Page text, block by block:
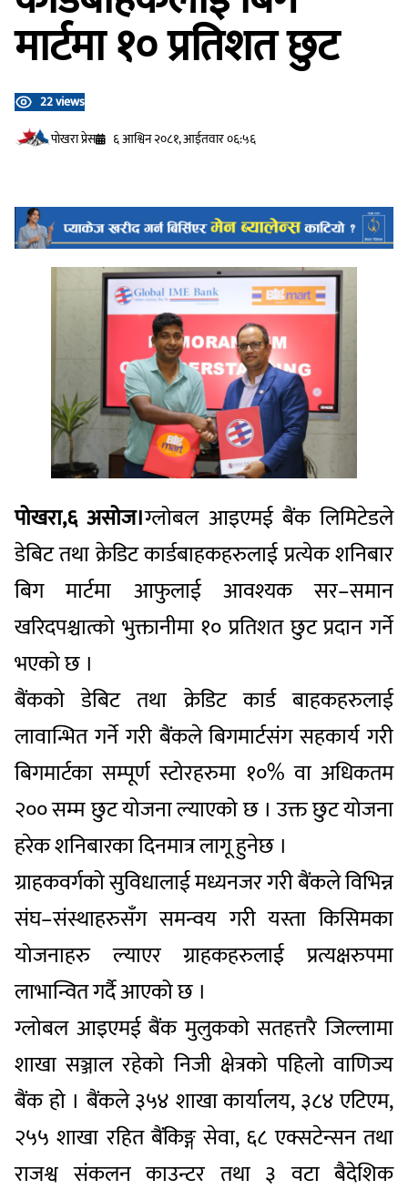
मार्टमा १० प्रतिशत छुट
22 views
प‍ोखरा प्रेस
६ आश्विन २०८१, आईतवार ०६:५६
पोखरा,६ असोज।ग्लोबल आइएमई बैंक लिमिटेडले
डेबिट तथा क्रेडिट कार्डबाहकहरुलाई प्रत्येक शनिबार
बिग मार्टमा आफुलाई आवश्यक सर–समान
खरिदपश्चात्को भुक्तानीमा १० प्रतिशत छुट प्रदान गर्ने
भएको छ ।
बैंकको डेबिट तथा क्रेडिट कार्ड बाहकहरुलाई
लावान्भित गर्ने गरी बैंकले बिगमार्टसंग सहकार्य गरी
बिगमार्टका सम्पूर्ण स्टोरहरुमा १०% वा अधिकतम
२०० सम्म छुट योजना ल्याएको छ । उक्त छुट योजना
हरेक शनिबारका दिनमात्र लागू हुनेछ ।
ग्राहकवर्गको सुविधालाई मध्यनजर गरी बैंकले विभिन्न
संघ–संस्थाहरुसँग समन्वय गरी यस्ता किसिमका
योजनाहरु ल्याएर ग्राहकहरुलाई प्रत्यक्षरुपमा
लाभान्वित गर्दै आएको छ ।
ग्लोबल आइएमई बैंक मुलुकको सतहत्तरै जिल्लामा
शाखा सञ्जाल रहेको निजी क्षेत्रको पहिलो वाणिज्य
बैंक हो । बैंकले ३५४ शाखा कार्यालय, ३८४ एटिएम,
२५५ शाखा रहित बैंकिङ्ग सेवा, ६८ एक्सटेन्सन तथा
राजश्व संकलन काउन्टर तथा ३ वटा बैदेशिक